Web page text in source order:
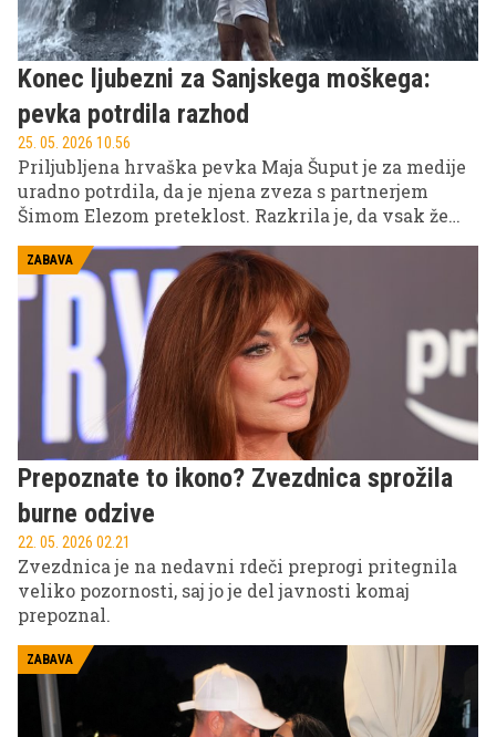
Konec ljubezni za Sanjskega moškega:
pevka potrdila razhod
25. 05. 2026 10.56
Priljubljena hrvaška pevka Maja Šuput je za medije
uradno potrdila, da je njena zveza s partnerjem
Šimom Elezom preteklost. Razkrila je, da vsak že
pa sta sprejela brez večjih javnih dram.
ZABAVA
Prepoznate to ikono? Zvezdnica sprožila
burne odzive
22. 05. 2026 02.21
Zvezdnica je na nedavni rdeči preprogi pritegnila
veliko pozornosti, saj jo je del javnosti komaj
prepoznal.
ZABAVA